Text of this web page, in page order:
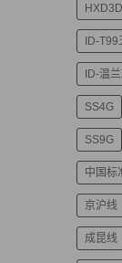
HXD3D
ID-T99
ID-温
SS4G
SS9G
中国标
京沪线
成昆线